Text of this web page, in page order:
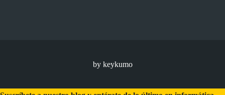
by keykumo